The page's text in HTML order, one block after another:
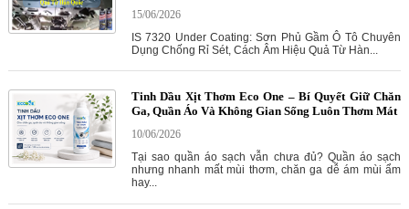
15/06/2026
IS 7320 Under Coating: Sơn Phủ Gầm Ô Tô Chuyên
Dụng Chống Rỉ Sét, Cách Âm Hiệu Quả Từ Hàn...
Tinh Dầu Xịt Thơm Eco One – Bí Quyết Giữ Chăn
Ga, Quần Áo Và Không Gian Sống Luôn Thơm Mát
10/06/2026
Tại sao quần áo sạch vẫn chưa đủ? Quần áo sạch
nhưng nhanh mất mùi thơm, chăn ga dễ ám mùi ẩm
hay...